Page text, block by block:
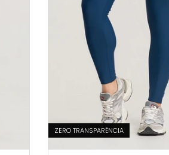
ZERO TRANSPARÊNCIA